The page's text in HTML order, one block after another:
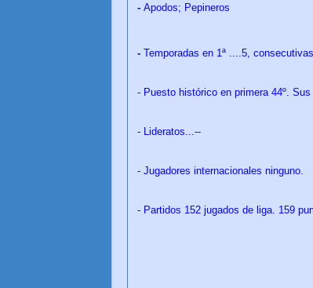
- Apodos; Pepineros
- Temporadas en 1ª ....5,
- Puesto histórico en primera 44º.
- Lideratos...--
- Jugadores internacionales ninguno.
- Partidos 152 jugados de liga. 159